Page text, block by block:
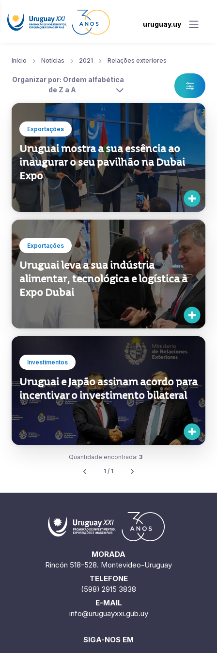
uruguay.uy
Início Notícias 2021 Relações exteriores
Organizar por: Ordem alfabética
de Z a A
Exportações
Uruguai mostra a sua essência ao
inaugurar o seu pavilhão na Dubai
Expo
Exportações
Uruguai leva a sua indústria
alimentar, tecnológica e logística à
Expo Dubai
Investimentos
Uruguai e Japão assinam acordo para
incentivar o investimento bilateral
Quantidade encontrada: 3
1 / 1
MORADA
Rincón 518-528. Montevideo-Uruguay
TELEFONE
(598) 2915 3838
E-MAIL
info@uruguayxxi.gub.uy
SIGA-NOS EM